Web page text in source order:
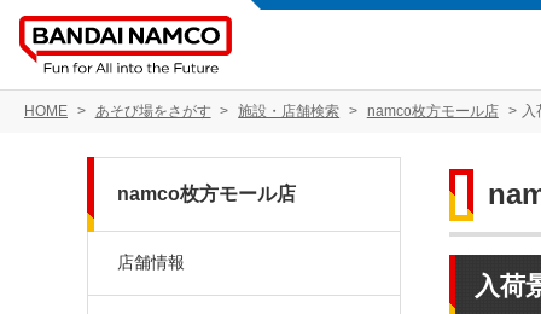
HOME あそび場をさがす 施設・店舗検索 namco枚方モール店 入
入荷
namco枚方モール店
店舗情報